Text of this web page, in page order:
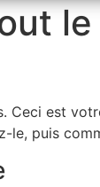
le
Ceci est
le, puis